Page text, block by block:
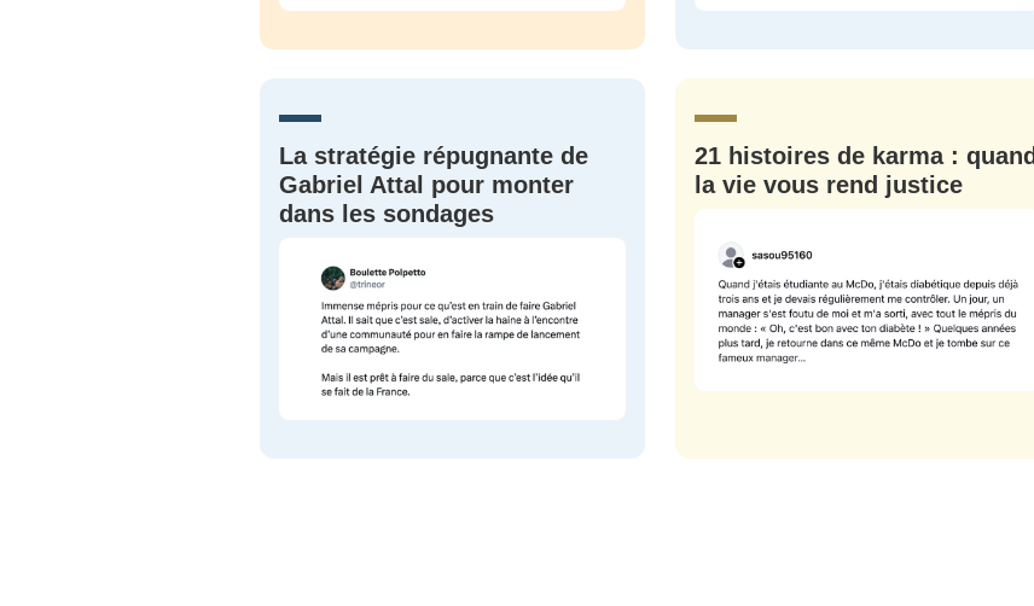
La stratégie répugnante de
Gabriel Attal pour monter
dans les sondages
21 histoires de karma : quand
la vie vous rend justice